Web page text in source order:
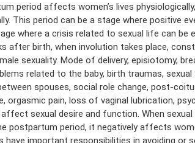
period affects women’s lives
This period can be a stage where positive
where a crisis related to sexual life can be
after birth, when involution takes place,
sexuality. Mode of delivery, episiotomy,
related to the baby, birth traumas,
spouses, social role change, post-
orgasmic pain, loss of vaginal lubrication,
sexual desire and function. When
postpartum period, it negatively affects
have important responsibilities in avoiding or